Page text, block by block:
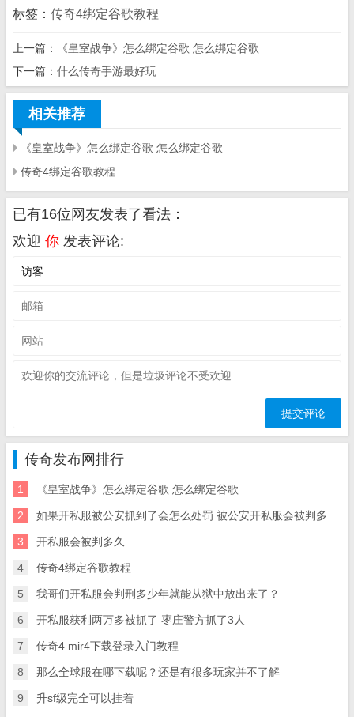
标签： 传奇4绑定谷歌教程
上一篇：
《皇室战争》怎么绑定谷歌 怎么绑定谷歌
下一篇： 什么传奇手游最好玩
相关推荐
《皇室战争》怎么绑定谷歌 怎么绑定谷歌
传奇4绑定谷歌教程
已有16位网友发表了看法：
欢迎 你 发表评论:
传奇发布网排行
1 《皇室战争》怎么绑定谷歌 怎么绑定谷歌
2 如果开私服被公安抓到了会怎么处罚 被公安开私服会被判多久抓到了 会怎么处罚
3 开私服会被判多久
4 传奇4绑定谷歌教程
5 我哥们开私服会判刑多少年就能从狱中放出来了？
6 开私服获利两万多被抓了 枣庄警方抓了3人
7 传奇4 mir4下载登录入门教程
8 那么全球服在哪下载呢？还是有很多玩家并不了解
9 升sf级完全可以挂着